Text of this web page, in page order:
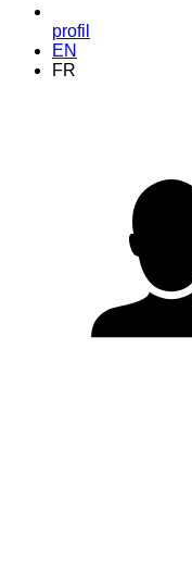
profil
EN
FR